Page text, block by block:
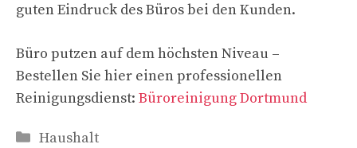
guten Eindruck des Büros bei den Kunden.
Büro putzen auf dem höchsten Niveau –
Bestellen Sie hier einen professionellen
Reinigungsdienst: Büroreinigung Dortmund
Kategorien
Haushalt